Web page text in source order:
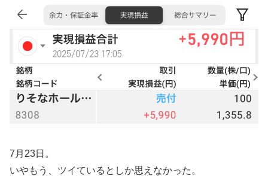
7月23日。
いやもう、ツイているとしか思えなかった。